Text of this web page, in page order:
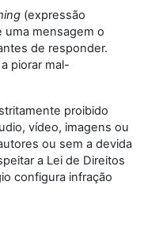
(expressão
uma mensagem o
de responder.
piorar mal-
proibido
vídeo, imagens ou
ou sem a devida
a Lei de Direitos
configura infração